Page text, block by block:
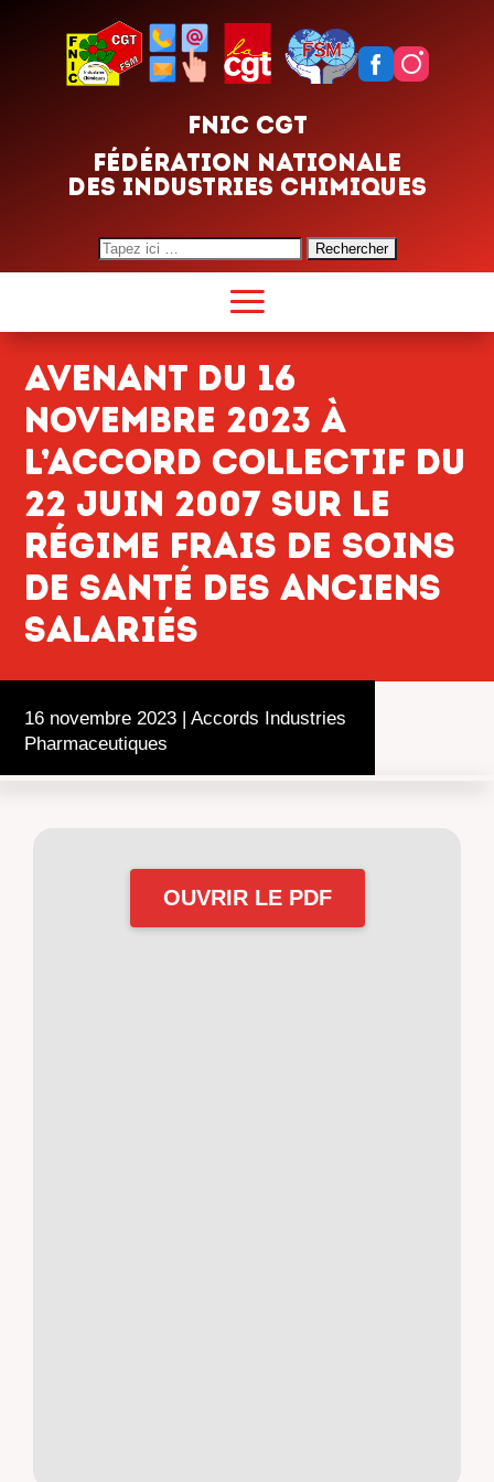
FNIC CGT
FÉDÉRATION NATIONALE
DES INDUSTRIES CHIMIQUES
Search
for:
Avenant du 16
novembre 2023 à
l’accord collectif du
22 juin 2007 sur le
régime frais de soins
de santé des anciens
salariés
16 novembre 2023 | Accords Industries
Pharmaceutiques
OUVRIR LE PDF